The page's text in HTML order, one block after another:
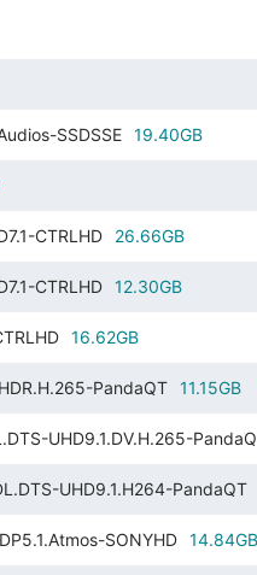
SSDSSE 19.40GB
CTRLHD 26.66GB
CTRLHD 12.30GB
16.62GB
PandaQT 11.15GB
UHD9.1.DV.H.265-
UHD9.1.H264-PandaQT
SONYHD 14.84GB